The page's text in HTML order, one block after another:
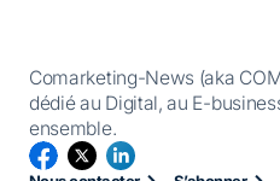
Comarketing-News (aka
dédié au Digital, au E-
ensemble.